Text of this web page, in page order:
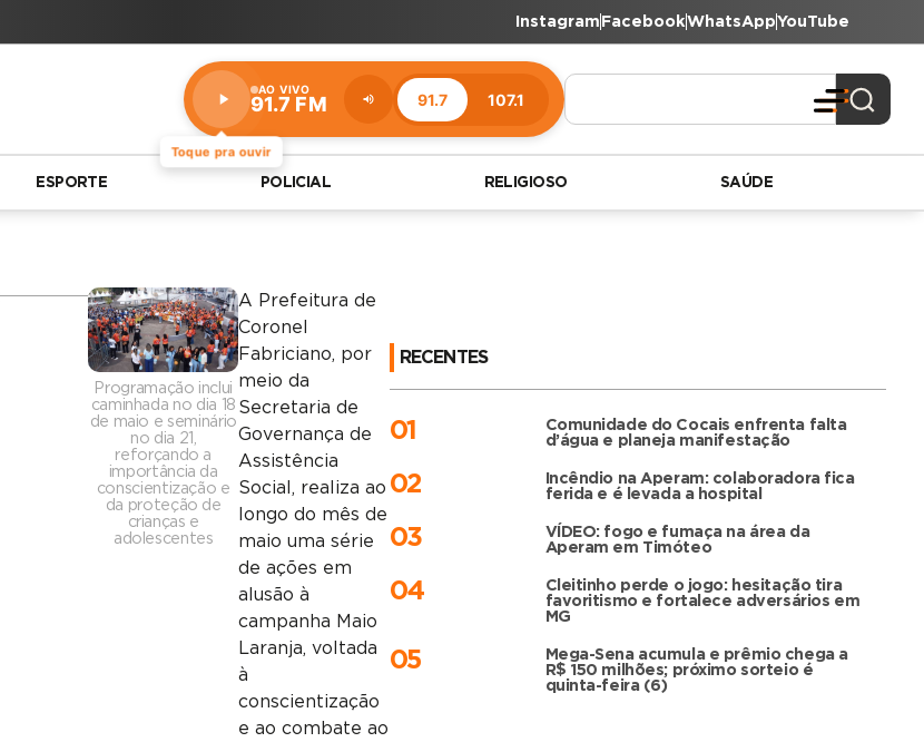
Instagram FacebookWhatsAppYouTube
Toque pra ouvir
AO VIVO
91.7 FM 91.7 107.1
Estação:
91.7
FM
ESPORTE POLICIAL RELIGIOSO SAÚDE
Programação inclui
caminhada no dia 18
de maio e seminário
no dia 21,
reforçando a
importância da
conscientização e
da proteção de
crianças e
adolescentes
A Prefeitura de
Coronel
Fabriciano, por
meio da
Secretaria de
Governança de
Assistência
Social, realiza ao
longo do mês de
maio uma série
de ações em
alusão à
campanha Maio
Laranja, voltada
à
conscientização
e ao combate ao
RECENTES
01
Comunidade do Cocais enfrenta falta
d’água e planeja manifestação
02
Incêndio na Aperam: colaboradora fica
ferida e é levada a hospital
03
VÍDEO: fogo e fumaça na área da
Aperam em Timóteo
04
Cleitinho perde o jogo: hesitação tira
favoritismo e fortalece adversários em
MG
05
Mega-Sena acumula e prêmio chega a
R$ 150 milhões; próximo sorteio é
quinta-feira (6)